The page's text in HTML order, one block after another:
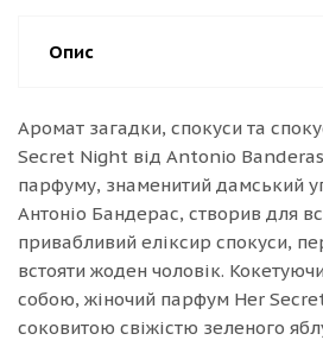
Опис
Аромат загадки, спокуси та
Secret Night від Antonio
парфуму, знаменитий дамський
Антоніо Бандерас, створив для
привабливий еліксир спокуси,
встояти жоден чоловік.
собою, жіночий парфум Her
соковитою свіжістю зеленого